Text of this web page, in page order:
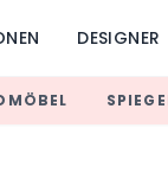
DESIGNER